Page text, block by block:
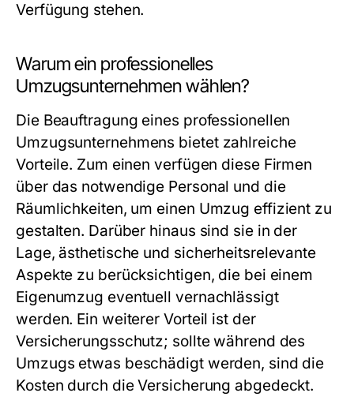
Verfügung stehen.
Warum ein professionelles
Umzugsunternehmen wählen?
Die Beauftragung eines professionellen
Umzugsunternehmens bietet zahlreiche
Vorteile. Zum einen verfügen diese Firmen
über das notwendige Personal und die
Räumlichkeiten, um einen Umzug effizient zu
gestalten. Darüber hinaus sind sie in der
Lage, ästhetische und sicherheitsrelevante
Aspekte zu berücksichtigen, die bei einem
Eigenumzug eventuell vernachlässigt
werden. Ein weiterer Vorteil ist der
Versicherungsschutz; sollte während des
Umzugs etwas beschädigt werden, sind die
Kosten durch die Versicherung abgedeckt.